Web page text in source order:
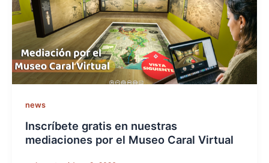
news
Inscríbete gratis en nuestras
mediaciones por el Museo Caral Virtual